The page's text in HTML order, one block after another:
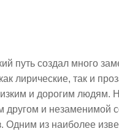
путь создал много
лирические, так и
и дорогим
и незаменимой
Одним из наиболее